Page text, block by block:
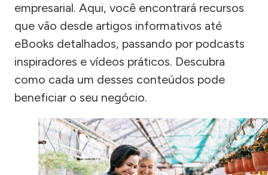
empresarial. Aqui, você encontrará recursos
que vão desde artigos informativos até
eBooks detalhados, passando por podcasts
inspiradores e vídeos práticos. Descubra
como cada um desses conteúdos pode
beneficiar o seu negócio.